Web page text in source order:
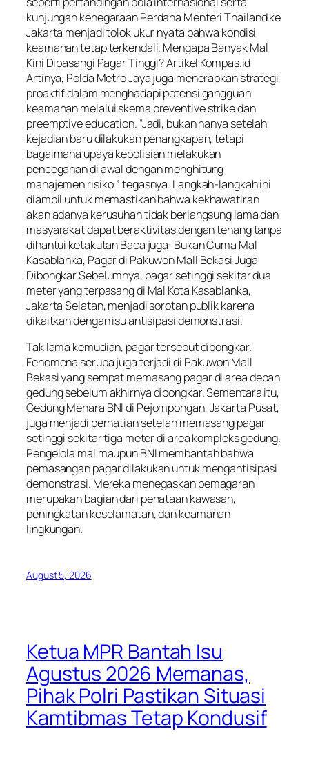
kunjungan kenegaraan Perdana Menteri Thailand ke
Jakarta menjadi tolok ukur nyata bahwa kondisi
keamanan tetap terkendali. Mengapa Banyak Mal
Kini Dipasangi Pagar Tinggi? Artikel Kompas.id
Artinya, Polda Metro Jaya juga menerapkan strategi
proaktif dalam menghadapi potensi gangguan
keamanan melalui skema preventive strike dan
preemptive education. “Jadi, bukan hanya setelah
kejadian baru dilakukan penangkapan, tetapi
bagaimana upaya kepolisian melakukan
pencegahan di awal dengan menghitung
manajemen risiko,” tegasnya. Langkah-langkah ini
diambil untuk memastikan bahwa kekhawatiran
akan adanya kerusuhan tidak berlangsung lama dan
masyarakat dapat beraktivitas dengan tenang tanpa
dihantui ketakutan Baca juga: Bukan Cuma Mal
Kasablanka, Pagar di Pakuwon Mall Bekasi Juga
Dibongkar Sebelumnya, pagar setinggi sekitar dua
meter yang terpasang di Mal Kota Kasablanka,
Jakarta Selatan, menjadi sorotan publik karena
dikaitkan dengan isu antisipasi demonstrasi.
Tak lama kemudian, pagar tersebut dibongkar.
Fenomena serupa juga terjadi di Pakuwon Mall
Bekasi yang sempat memasang pagar di area depan
gedung sebelum akhirnya dibongkar. Sementara itu,
Gedung Menara BNI di Pejompongan, Jakarta Pusat,
juga menjadi perhatian setelah memasang pagar
setinggi sekitar tiga meter di area kompleks gedung.
Pengelola mal maupun BNI membantah bahwa
pemasangan pagar dilakukan untuk mengantisipasi
demonstrasi. Mereka menegaskan pemagaran
merupakan bagian dari penataan kawasan,
peningkatan keselamatan, dan keamanan
lingkungan.
August 5, 2026
Ketua MPR Bantah Isu
Agustus 2026 Memanas,
Pihak Polri Pastikan Situasi
Kamtibmas Tetap Kondusif